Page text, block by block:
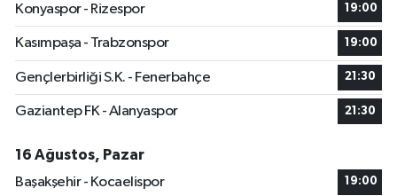
Konyaspor - Rizespor
19:00
Kasımpaşa - Trabzonspor 19:00
Gençlerbirliği S.K. - Fenerbahçe 21:30
Gaziantep FK - Alanyaspor 21:30
16 Ağustos, Pazar
Başakşehir - Kocaelispor
19:00